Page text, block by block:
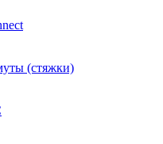
(стяжки)